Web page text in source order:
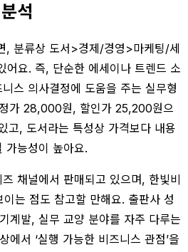
석
, 분류상 도서>경제/경영>마케팅/세
어요. 즉, 단순한 에세이나 트렌드 소
스 의사결정에 도움을 주는 실무형
가 28,000원, 할인가 25,200원으
고, 도서라는 특성상 가격보다 내용
가능성이 높아요.
채널에서 판매되고 있으며, 한빛비
는 점도 참고할 만해요. 출판사 성
계발, 실무 교양 분야를 자주 다루는
에서 ‘실행 가능한 비즈니스 관점’을